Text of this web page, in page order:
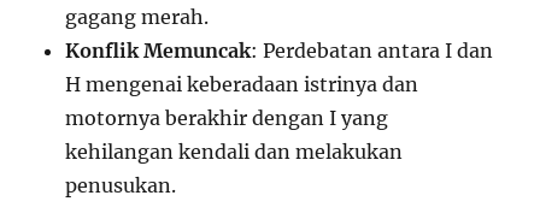
gagang merah.
Konflik Memuncak: Perdebatan antara I dan
H mengenai keberadaan istrinya dan
motornya berakhir dengan I yang
kehilangan kendali dan melakukan
penusukan.